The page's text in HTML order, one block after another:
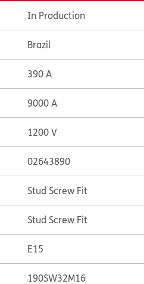
In Production
Brazil
390 A
9000 A
1200 V
02643890
Stud Screw Fit
Stud Screw Fit
E15
190SW32M16